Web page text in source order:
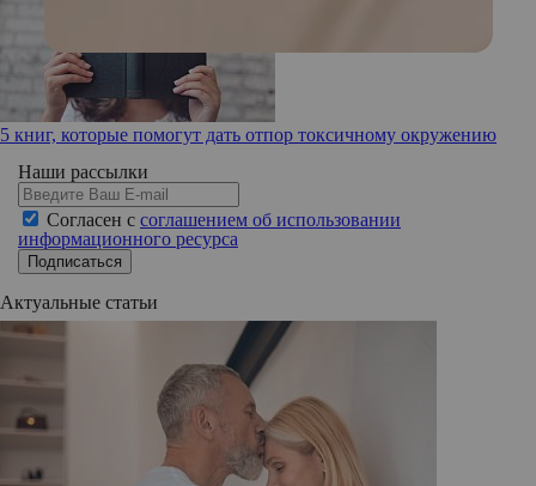
5 книг, которые помогут дать отпор токсичному окружению
Наши рассылки
Согласен с соглашением об использовании
информационного ресурса
Подписаться
Актуальные статьи